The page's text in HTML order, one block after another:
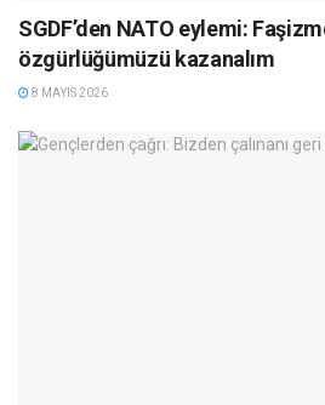
SGDF’den NATO eylemi:
özgürlüğümüzü kazanalım
8 MAYIS 2026